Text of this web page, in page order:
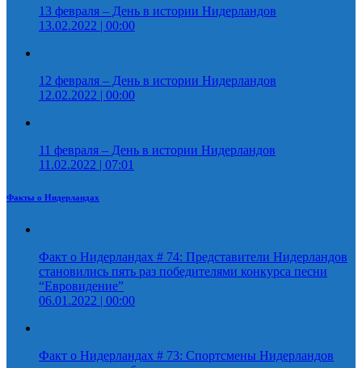
13 февраля – День в истории Нидерландов
13.02.2022 | 00:00
12 февраля – День в истории Нидерландов
12.02.2022 | 00:00
11 февраля – День в истории Нидерландов
11.02.2022 | 07:01
Факты о Нидерландах
Факт о Нидерландах # 74: Представители Нидерландов
становились пять раз победителями конкурса песни
“Евровидение”
06.01.2022 | 00:00
Факт о Нидерландах # 73: Спортсмены Нидерландов